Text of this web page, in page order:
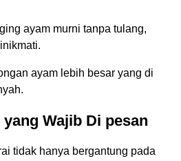
ayam murni tanpa tulang,
ayam lebih besar yang di
Wajib Di pesan
tidak hanya bergantung pada